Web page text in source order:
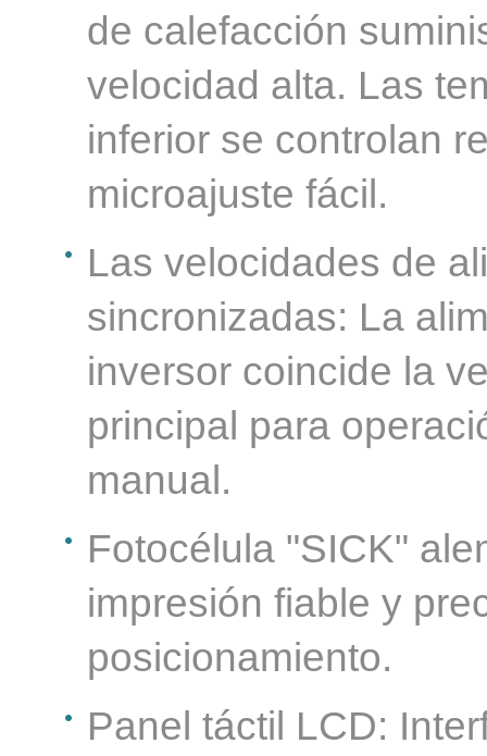
de calefacción
velocidad alta. Las
inferior se controlan
microajuste fácil.
Las velocidades de
sincronizadas: La
inversor coincide la
principal para
manual.
Fotocélula "SICK"
impresión fiable y
posicionamiento.
Panel táctil LCD: